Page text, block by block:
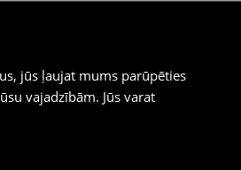
jūs ļaujat mums parūpēties
vajadzībām. Jūs varat